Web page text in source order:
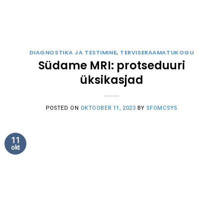
DIAGNOSTIKA JA TESTIMINE, TERVISERAAMATUKOGU
Südame MRI: protseduuri
üksikasjad
POSTED ON OKTOOBER 11, 2023 BY SFOMCSYS
11
okt